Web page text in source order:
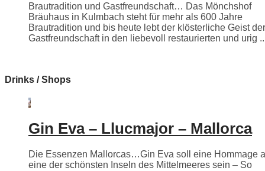
Brautradition und Gastfreundschaft… Das Mönchshof
Bräuhaus in Kulmbach steht für mehr als 600 Jahre
Brautradition und bis heute lebt der klösterliche Geist der
Gastfreundschaft in den liebevoll restaurierten und urig
Drinks / Shops
Gin Eva – Llucmajor – Mallorca
Die Essenzen Mallorcas…Gin Eva soll eine Hommage
eine der schönsten Inseln des Mittelmeeres sein – So